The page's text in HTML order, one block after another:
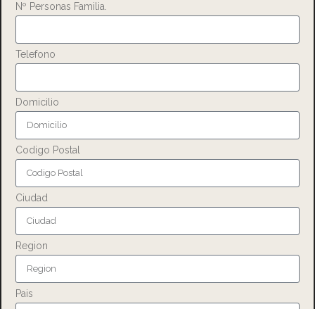
Nº Personas Familia.
Telefono
Domicilio
Codigo Postal
Ciudad
Region
Pais